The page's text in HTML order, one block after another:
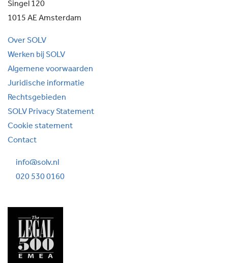
Singel 120
1015 AE Amsterdam
Over SOLV
Werken bij SOLV
Algemene voorwaarden
Juridische informatie
Rechtsgebieden
SOLV Privacy Statement
Cookie statement
Contact
info@solv.nl
020 530 0160